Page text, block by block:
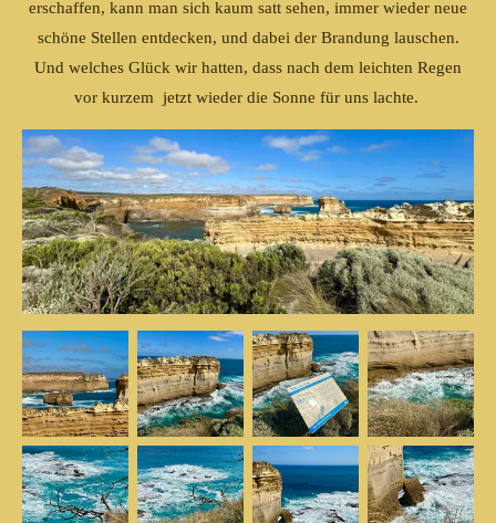
erschaffen, kann man sich kaum satt sehen, immer wieder neue
schöne Stellen entdecken, und dabei der Brandung lauschen.
Und welches Glück wir hatten, dass nach dem leichten Regen
vor kurzem jetzt wieder die Sonne für uns lachte.